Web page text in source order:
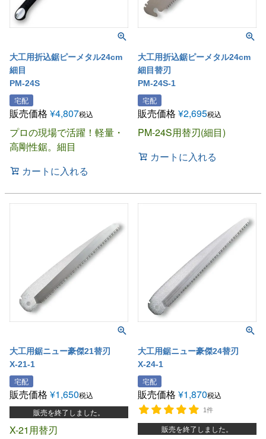
大工用折込鋸ピーメタル24cm
細目
PM-24S
宅配
販売価格 ¥4,807税込
プロの現場で活躍！軽量・
高剛性鋸。細目
カートに入れる
大工用折込鋸ピーメタル24cm
細目替刃
PM-24S-1
宅配
販売価格 ¥2,695税込
PM-24S用替刃(細目)
カートに入れる
大工用鋸ニュー豪傑21替刃
X-21-1
宅配
販売価格 ¥1,650税込
販売を終了しました。
X-21用替刃
大工用鋸ニュー豪傑24替刃
X-24-1
宅配
販売価格 ¥1,870税込
1件
販売を終了しました。